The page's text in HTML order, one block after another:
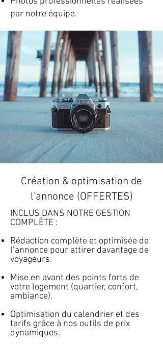
par notre équipe.
Création & optimisation de
l’annonce (OFFERTES)
INCLUS DANS NOTRE GESTION
COMPLÈTE :
Rédaction complète et optimisée de
l’annonce pour attirer davantage de
voyageurs.
Mise en avant des points forts de
votre logement (quartier, confort,
ambiance).
Optimisation du calendrier et des
tarifs grâce à nos outils de prix
dynamiques.